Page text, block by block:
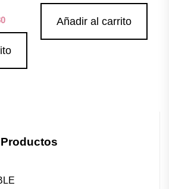
Añadir al carrito